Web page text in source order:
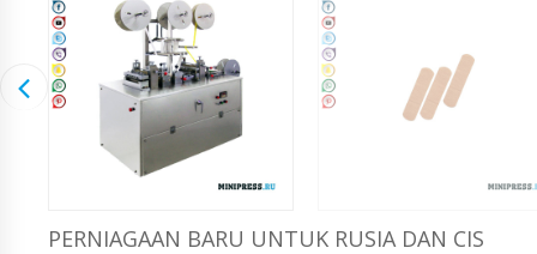
PERNIAGAAN BARU UNTUK RUSIA DAN CIS